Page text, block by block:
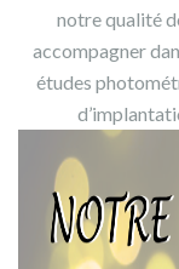
notre qualité
accompagner
études